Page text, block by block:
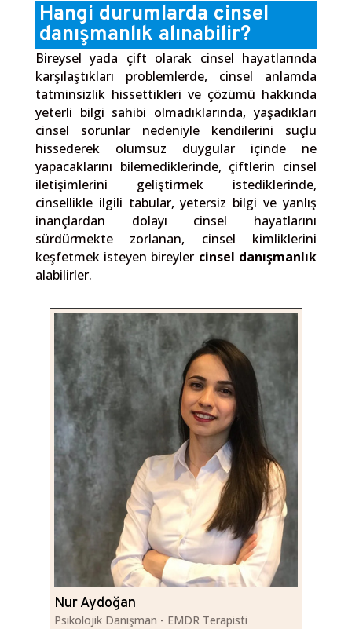
Hangi durumlarda cinsel
danışmanlık alınabilir?
Bireysel yada çift olarak cinsel hayatlarında
karşılaştıkları problemlerde, cinsel anlamda
tatminsizlik hissettikleri ve çözümü hakkında
yeterli bilgi sahibi olmadıklarında, yaşadıkları
cinsel sorunlar nedeniyle kendilerini suçlu
hissederek olumsuz duygular içinde ne
yapacaklarını bilemediklerinde, çiftlerin cinsel
iletişimlerini geliştirmek istediklerinde,
cinsellikle ilgili tabular, yetersiz bilgi ve yanlış
inançlardan dolayı cinsel hayatlarını
sürdürmekte zorlanan, cinsel kimliklerini
keşfetmek isteyen bireyler cinsel danışmanlık
alabilirler.
Nur Aydoğan
Psikolojik Danışman - EMDR Terapisti